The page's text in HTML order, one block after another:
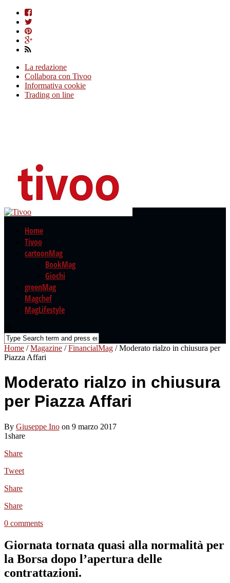
La redazione
Collabora con Tivoo
Informativa cookie
Trading on line
Home
Tivoo
cartoonMag
BookMag
Giochi
greenMag
Magchef
MagLifestyle
Home /Magazine /FinancialMag /Moderato rialzo in chiusura per
Piazza Affari
Moderato rialzo in chiusura
per Piazza Affari
By Giuseppe Ino on 9 marzo 2017
1share
Share
Tweet
Share
Share
0 comments
Giornata tornata quasi alla normalità per
la Borsa dopo l’apertura delle
contrattazioni.